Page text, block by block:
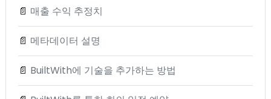
📄 매출 수익 추정치
📄 메타데이터 설명
📄 BuiltWith에 기술을 추가하는 방법